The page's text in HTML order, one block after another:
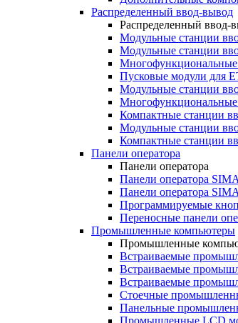
Распределенный ввод-вывод
Распределенный ввод-
Модульные станции
Модульные станции
Многофункциональные
Пусковые модули для
Модульные станции
Многофункциональные
Компактные станции
Модульные станции
Компактные станции
Панели оператора
Панели оператора
Панели оператора
Панели оператора
Программируемые
Переносные панели
Промышленные компьютеры
Промышленные
Встраиваемые
Встраиваемые
Встраиваемые
Стоечные
Панельные
Промышленные LCD